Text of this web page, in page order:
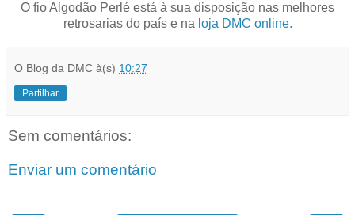
O fio Algodão Perlé está à sua disposição nas melhores
retrosarias do país e na loja DMC online.
O Blog da DMC à(s) 10:27
Partilhar
Sem comentários:
Enviar um comentário